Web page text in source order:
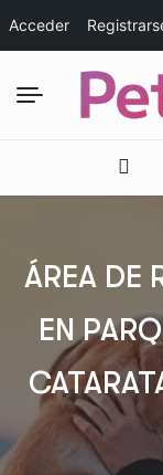
Acceder
ÁREA DE
EN